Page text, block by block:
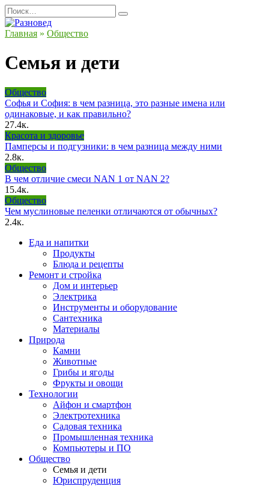
Перейти
к
содержанию
Search
for:
Главная » Общество
Семья и дети
Общество
Софья и София: в чем разница, это разные имена или
одинаковые, и как правильно?
27.4к.
Красота и здоровье
Памперсы и подгузники: в чем разница между ними
2.8к.
Общество
В чем отличие смеси NAN 1 от NAN 2?
15.4к.
Общество
Чем муслиновые пеленки отличаются от обычных?
2.4к.
Еда и напитки
Продукты
Блюда и рецепты
Ремонт и стройка
Дом и интерьер
Электрика
Инструменты и оборудование
Сантехника
Материалы
Природа
Камни
Животные
Грибы и ягоды
Фрукты и овощи
Технологии
Айфон и смартфон
Электротехника
Садовая техника
Промышленная техника
Компьютеры и ПО
Общество
Семья и дети
Юриспруденция